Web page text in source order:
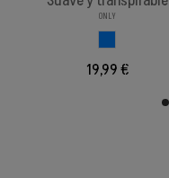
ONLY
19,99 €